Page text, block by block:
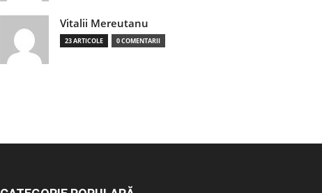
Vitalii Mereutanu
23 ARTICOLE 0 COMENTARII